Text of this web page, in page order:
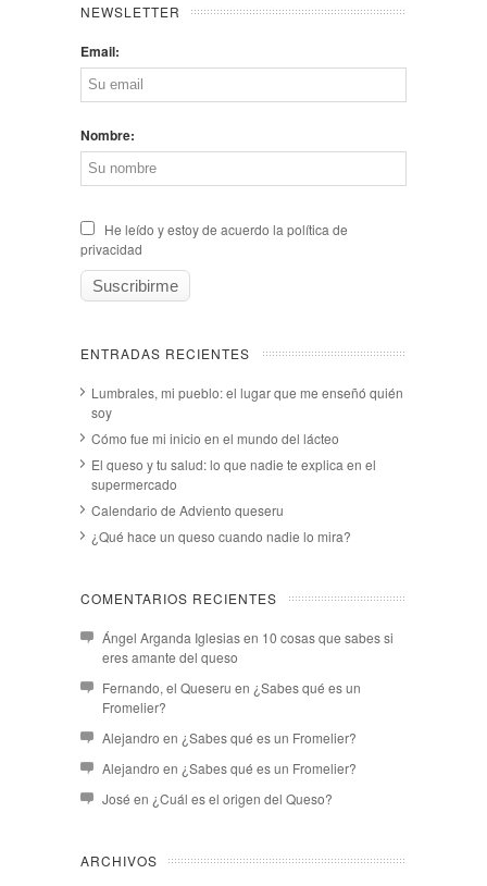
NEWSLETTER
Email:
Nombre:
He leído y estoy de acuerdo la política de
privacidad
ENTRADAS RECIENTES
Lumbrales, mi pueblo: el lugar que me enseñó quién
soy
Cómo fue mi inicio en el mundo del lácteo
El queso y tu salud: lo que nadie te explica en el
supermercado
Calendario de Adviento queseru
¿Qué hace un queso cuando nadie lo mira?
COMENTARIOS RECIENTES
Ángel Arganda Iglesiasen 10 cosas que sabes si
eres amante del queso
Fernando, el Queseru en ¿Sabes qué es un
Fromelier?
Alejandro en ¿Sabes qué es un Fromelier?
Alejandro en ¿Sabes qué es un Fromelier?
José en ¿Cuál es el origen del Queso?
ARCHIVOS